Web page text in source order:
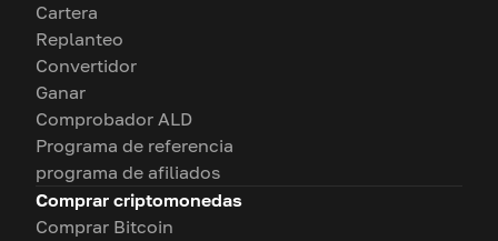
Cartera
Replanteo
Convertidor
Ganar
Comprobador ALD
Programa de referencia
programa de afiliados
Comprar criptomonedas
Comprar Bitcoin